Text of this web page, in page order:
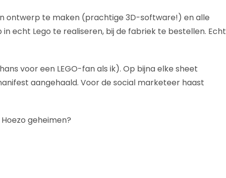
ontwerp te maken (prachtige 3D-software!) en alle
echt Lego te realiseren, bij de fabriek te bestellen. Echt
voor een LEGO-fan als ik). Op bijna elke sheet
aangehaald. Voor de social marketeer haast
geheimen?